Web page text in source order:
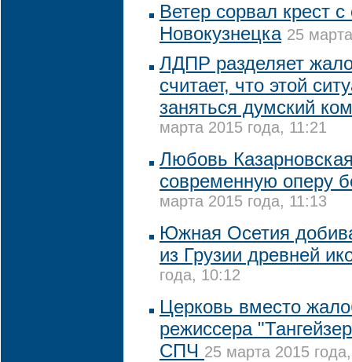
Ветер сорвал крест
Новокузнецка 25
ЛДПР разделяет
считает, что этой
заняться думский
марта 2015 года, 11:21
Любовь
современную оперу
марта 2015 года, 11:13
Южная Осетия
из Грузии древней
года, 10:12
Церковь вместо
режиссера
СПЧ 25 марта 2015